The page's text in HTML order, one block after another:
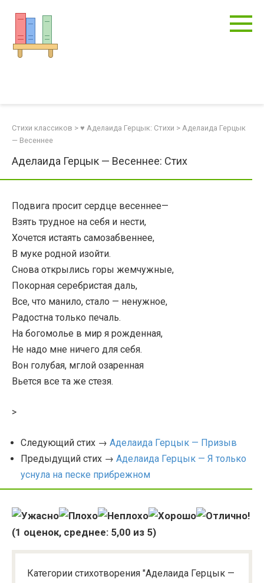
контенту
Стихи классиков > ♥ Аделаида Герцык: Стихи > Аделаида Герцык
— Весеннее
Аделаида Герцык — Весеннее: Стих
Подвига просит сердце весеннее—
Взять трудное на себя и нести,
Хочется истаять самозабвеннее,
В муке родной изойти.
Снова открылись горы жемчужные,
Покорная серебристая даль,
Все, что манило, стало — ненужное,
Радостна только печаль.
На богомолье в мир я рожденная,
Не надо мне ничего для себя.
Вон голубая, мглой озаренная
Вьется все та же стезя.
>
Следующий стих → Аделаида Герцык — Призыв
Предыдущий стих → Аделаида Герцык — Я только
уснула на песке прибрежном
(1 оценок, среднее: 5,00 из 5)
Категории стихотворения "Аделаида Герцык —